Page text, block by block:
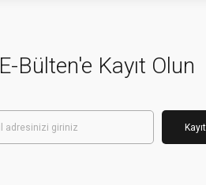
E-Bülten'e Kayıt Olun